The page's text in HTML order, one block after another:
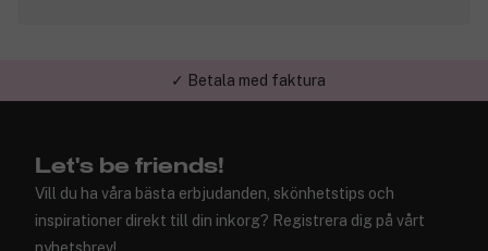
✓ Betala med faktura
Let's be friends!
Vill du ha våra bästa erbjudanden, skönhetstips och
inspirationer direkt till din inkorg? Registrera dig på vårt